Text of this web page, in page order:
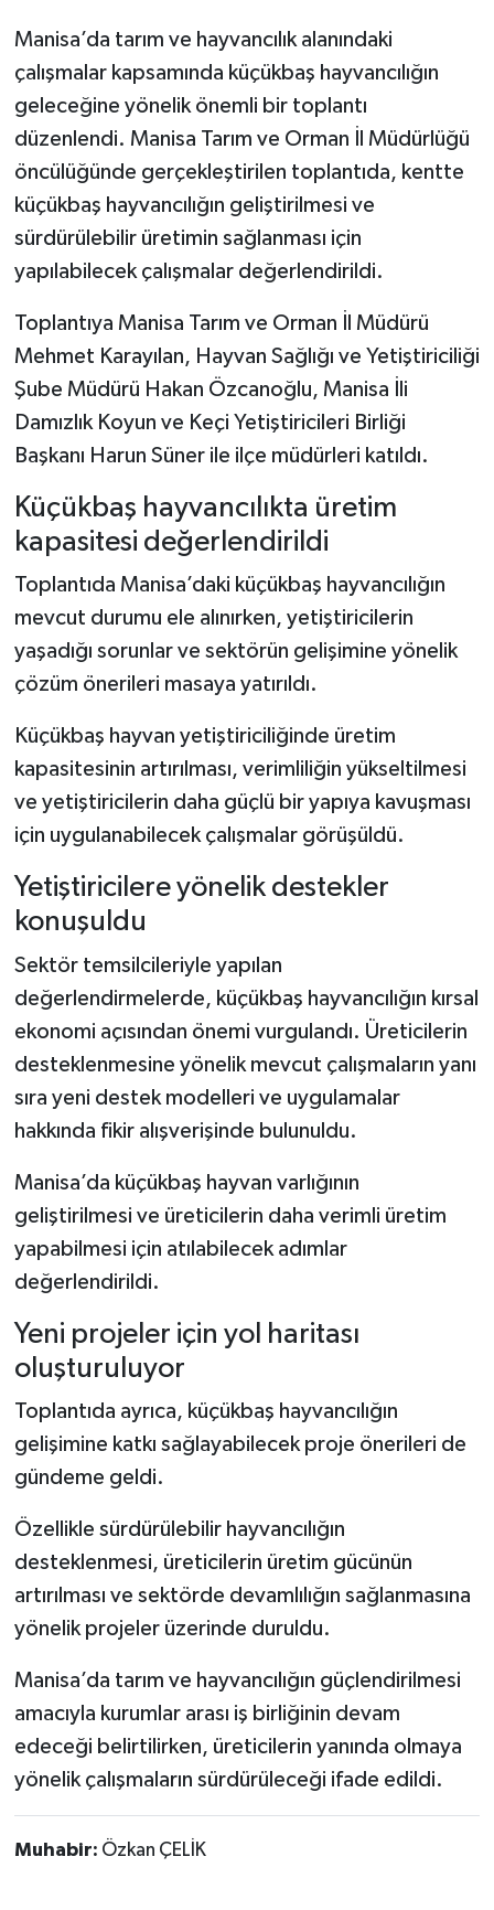
Manisa’da tarım ve hayvancılık alanındaki
çalışmalar kapsamında küçükbaş hayvancılığın
geleceğine yönelik önemli bir toplantı
düzenlendi. Manisa Tarım ve Orman İl Müdürlüğü
öncülüğünde gerçekleştirilen toplantıda, kentte
küçükbaş hayvancılığın geliştirilmesi ve
sürdürülebilir üretimin sağlanması için
yapılabilecek çalışmalar değerlendirildi.
Toplantıya Manisa Tarım ve Orman İl Müdürü
Mehmet Karayılan, Hayvan Sağlığı ve Yetiştiriciliği
Şube Müdürü Hakan Özcanoğlu, Manisa İli
Damızlık Koyun ve Keçi Yetiştiricileri Birliği
Başkanı Harun Süner ile ilçe müdürleri katıldı.
Küçükbaş hayvancılıkta üretim
kapasitesi değerlendirildi
Toplantıda Manisa’daki küçükbaş hayvancılığın
mevcut durumu ele alınırken, yetiştiricilerin
yaşadığı sorunlar ve sektörün gelişimine yönelik
çözüm önerileri masaya yatırıldı.
Küçükbaş hayvan yetiştiriciliğinde üretim
kapasitesinin artırılması, verimliliğin yükseltilmesi
ve yetiştiricilerin daha güçlü bir yapıya kavuşması
için uygulanabilecek çalışmalar görüşüldü.
Yetiştiricilere yönelik destekler
konuşuldu
Sektör temsilcileriyle yapılan
değerlendirmelerde, küçükbaş hayvancılığın kırsal
ekonomi açısından önemi vurgulandı. Üreticilerin
desteklenmesine yönelik mevcut çalışmaların yanı
sıra yeni destek modelleri ve uygulamalar
hakkında fikir alışverişinde bulunuldu.
Manisa’da küçükbaş hayvan varlığının
geliştirilmesi ve üreticilerin daha verimli üretim
yapabilmesi için atılabilecek adımlar
değerlendirildi.
Yeni projeler için yol haritası
oluşturuluyor
Toplantıda ayrıca, küçükbaş hayvancılığın
gelişimine katkı sağlayabilecek proje önerileri de
gündeme geldi.
Özellikle sürdürülebilir hayvancılığın
desteklenmesi, üreticilerin üretim gücünün
artırılması ve sektörde devamlılığın sağlanmasına
yönelik projeler üzerinde duruldu.
Manisa’da tarım ve hayvancılığın güçlendirilmesi
amacıyla kurumlar arası iş birliğinin devam
edeceği belirtilirken, üreticilerin yanında olmaya
yönelik çalışmaların sürdürüleceği ifade edildi.
Muhabir: Özkan ÇELİK